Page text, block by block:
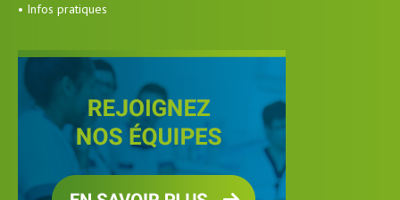
• Infos pratiques